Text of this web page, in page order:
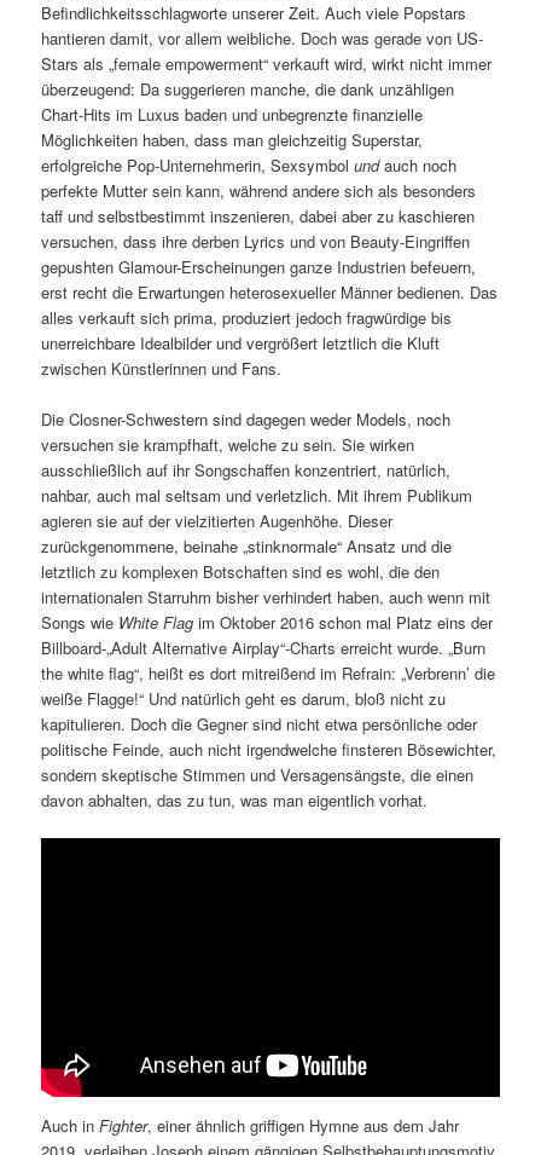
Befindlichkeitsschlagworte unserer Zeit. Auch viele Popstars
hantieren damit, vor allem weibliche. Doch was gerade von US-
Stars als „female empowerment“ verkauft wird, wirkt nicht immer
überzeugend: Da suggerieren manche, die dank unzähligen
Chart-Hits im Luxus baden und unbegrenzte finanzielle
Möglichkeiten haben, dass man gleichzeitig Superstar,
erfolgreiche Pop-Unternehmerin, Sexsymbolundauch noch
perfekte Mutter sein kann, während andere sich als besonders
taff und selbstbestimmt inszenieren, dabei aber zu kaschieren
versuchen, dass ihre derben Lyrics und von Beauty-Eingriffen
gepushten Glamour-Erscheinungen ganze Industrien befeuern,
erst recht die Erwartungen heterosexueller Männer bedienen. Das
alles verkauft sich prima, produziert jedoch fragwürdige bis
unerreichbare Idealbilder und vergrößert letztlich die Kluft
zwischen Künstlerinnen und Fans.
Die Closner-Schwestern sind dagegen weder Models, noch
versuchen sie krampfhaft, welche zu sein. Sie wirken
ausschließlich auf ihr Songschaffen konzentriert, natürlich,
nahbar, auch mal seltsam und verletzlich. Mit ihrem Publikum
agieren sie auf der vielzitierten Augenhöhe. Dieser
zurückgenommene, beinahe „stinknormale“ Ansatz und die
letztlich zu komplexen Botschaften sind es wohl, die den
internationalen Starruhm bisher verhindert haben, auch wenn mit
Songs wie White Flag im Oktober 2016 schon mal Platz eins der
Billboard-„Adult Alternative Airplay“-Charts erreicht wurde. „Burn
the white flag“, heißt es dort mitreißend im Refrain: „Verbrenn’ die
weiße Flagge!“ Und natürlich geht es darum, bloß nicht zu
kapitulieren. Doch die Gegner sind nicht etwa persönliche oder
politische Feinde, auch nicht irgendwelche finsteren Bösewichter,
sondern skeptische Stimmen und Versagensängste, die einen
davon abhalten, das zu tun, was man eigentlich vorhat.
Auch inFighter, einer ähnlich griffigen Hymne aus dem Jahr
2019, verleihen Joseph einem gängigen Selbstbehauptungsmotiv